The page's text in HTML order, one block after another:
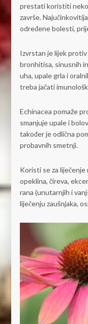
prestati koristiti
završe.
određene bolesti,
Izvrstan je lijek
bronhitisa, sinusnih
uha, upale grla i
treba jačati
Echinacea pomaže
smanjuje upale i
također je odlična
probavnih smetnji.
Koristi se za liječenje
opeklina, čireva,
rana (unutarnjih i
liječenju zaušnjaka,